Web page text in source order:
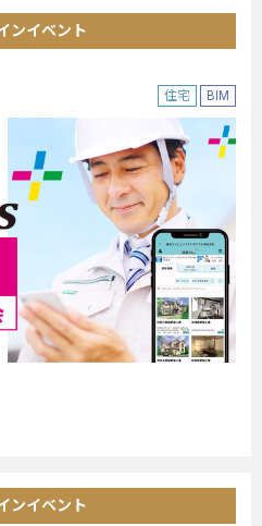
ンイベント
住宅 BIM
ンイベント